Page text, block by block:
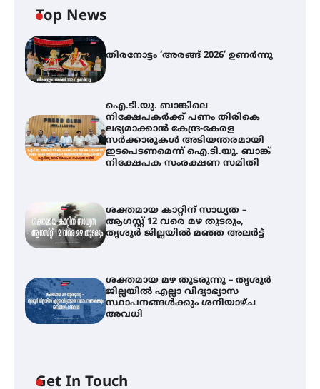
Top News
തിരനോട്ടം ‘അരങ്ങ് 2026’ ഉണർന്നു
ഐ.ടി.യു. ബാങ്കിലെ
നിക്ഷേപകർക്ക് പണം തിരികെ
ലഭ്യമാക്കാൻ കേന്ദ്ര-കേരള
സർക്കാരുകൾ അടിയന്തരമായി
ഇടപെടണമെന്ന് ഐ.ടി.യു. ബാങ്ക്
നിക്ഷേപക സംരക്ഷണ സമിതി
ശക്തമായ കാറ്റിന് സാധ്യത –
ആഗസ്റ്റ് 12 വരെ മഴ തുടരും,
തൃശൂർ ജില്ലയിൽ മഞ്ഞ അലർട്ട്
ശക്തമായ മഴ തുടരുന്നു – തൃശൂർ
ജില്ലയിൽ എല്ലാ വിദ്യാഭ്യാസ
സ്ഥാപനങ്ങൾക്കും ശനിയാഴ്ച
അവധി
Get In Touchഐ.ടി.യു. ബാങ്കിലെ